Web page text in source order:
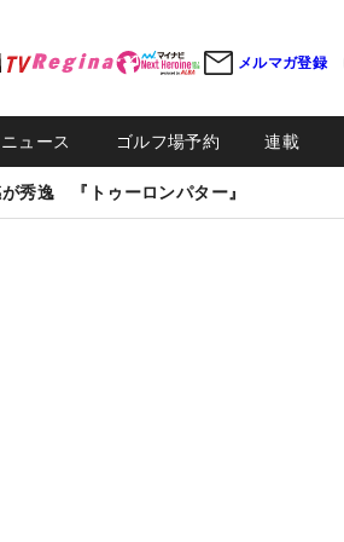
メルマガ登録
ュース ゴルフ場予約 連載
秀逸 『トゥーロンパター』